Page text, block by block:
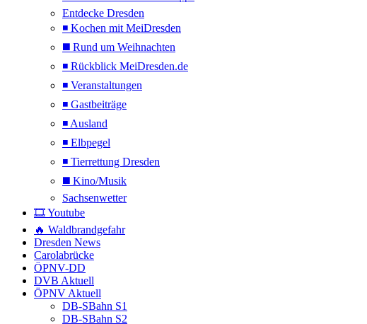
Entdecke Dresden
◾ Kochen mit MeiDresden
◼️ Rund um Weihnachten
◾ Rückblick MeiDresden.de
◾ Veranstaltungen
◾ Gastbeiträge
◾ Ausland
◾ Elbpegel
◾ Tierrettung Dresden
◼️ Kino/Musik
Sachsenwetter
🎞️ Youtube
🔥 Waldbrandgefahr
Dresden News
Carolabrücke
ÖPNV-DD
DVB Aktuell
ÖPNV Aktuell
DB-SBahn S1
DB-SBahn S2